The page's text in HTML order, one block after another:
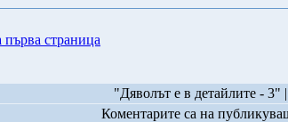
първа страница
"Дяволът е в детайлите - 3" |
Коментарите са на